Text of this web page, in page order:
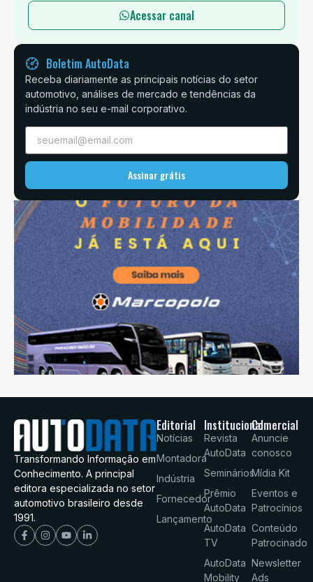
Acessar canal
Boletim AutoData
Receba diariamente as principais notícias do setor
automotivo, análises de mercado e tendências da
indústria no seu e-mail corporativo.
Assinar grátis
Transformando Informação em
Conhecimento. A principal
editora especializada no setor
automotivo brasileiro desde
1991.
Editorial
Notícias
Montadora
Indústria
Fornecedor
Lançamento
Institucional
Revista
AutoData
Seminários
Prêmio
AutoData
AutoData
TV
AutoData
Mobility
Comercial
Anuncie
conosco
Mídia Kit
Eventos e
Patrocínios
Conteúdo
Patrocinado
Newsletter
Ads